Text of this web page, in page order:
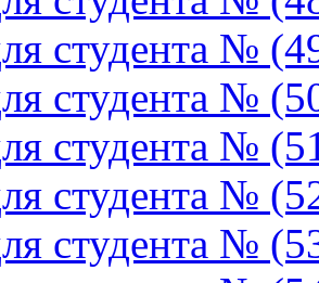
студента №
студента №
студента №
студента №
студента №